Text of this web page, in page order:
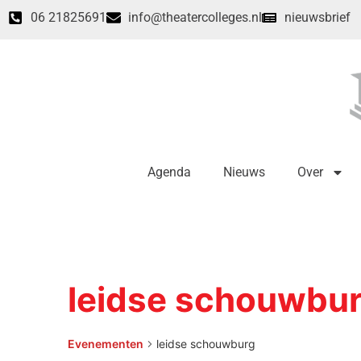
06 21825691 info@theatercolleges.nl nieuwsbrief
Agenda Nieuws Over
leidse
Evenementen leidse schouwburg